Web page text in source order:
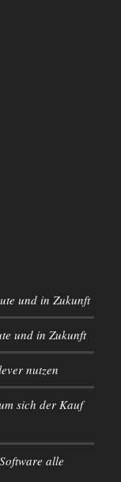
und in Zukunft
und in Zukunft
nutzen
sich der Kauf
alle